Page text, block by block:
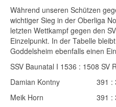
Während unseren Schützen
wichtiger Sieg in der Oberliga
letzten Wettkampf gegen den
Einzelpunkt. In der Tabelle
Goddelsheim ebenfalls einen
SSV Baunatal I 1536 : 1508 SV
Damian Kontny 391 :
Meik Horn 391 :